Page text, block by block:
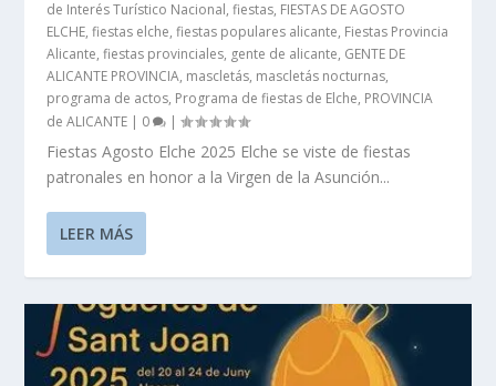
de Interés Turístico Nacional,fiestas, FIESTAS DE AGOSTO
ELCHE,fiestas elche,fiestas populares alicante, Fiestas Provincia
Alicante,fiestas provinciales, gente de alicante, GENTE DE
ALICANTE PROVINCIA, mascletás, mascletás nocturnas,
programa de actos, Programa de fiestas de Elche, PROVINCIA
de ALICANTE | 0 |
Fiestas Agosto Elche 2025 Elche se viste de fiestas
patronales en honor a la Virgen de la Asunción...
LEER MÁS